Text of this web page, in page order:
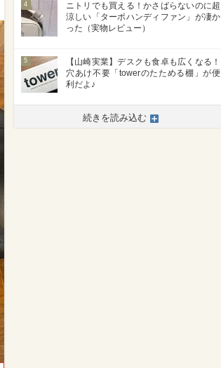
4
ニトリでも買える！かさばらないのに超
涼しい「ターボハンディファン」が凄か
った（実物レビュー）
5
【山崎実業】デスクも食卓も広くなる！
穴あけ不要「towerのたためる棚」が便
利だよ♪
続きを読み込む